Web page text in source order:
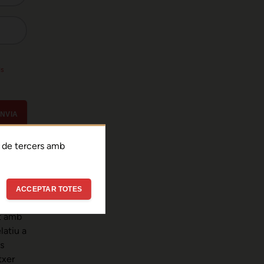
amb
a
tercers amb
ACCEPTAR TOTES